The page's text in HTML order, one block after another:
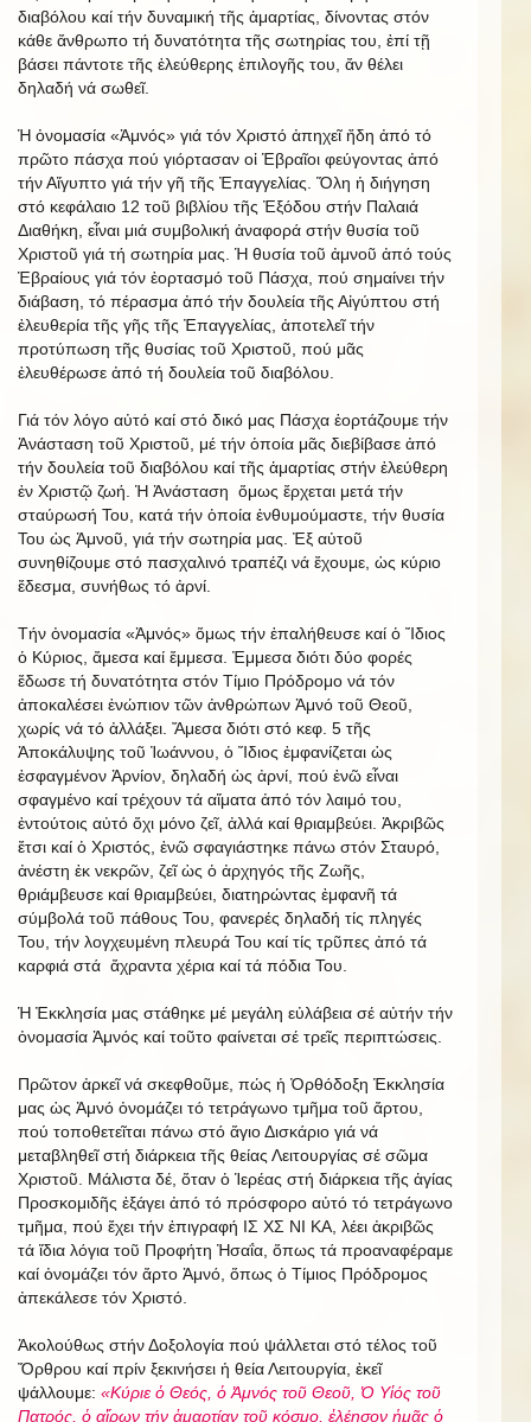
διαβόλου καί τήν δυναμική τῆς ἁμαρτίας, δίνοντας στόν
κάθε ἄνθρωπο τή δυνατότητα τῆς σωτηρίας του, ἐπί τῇ
βάσει πάντοτε τῆς ἐλεύθερης ἐπιλογῆς του, ἄν θέλει
δηλαδή νά σωθεῖ.
Ἡ ὀνομασία «Ἀμνός» γιά τόν Χριστό ἀπηχεῖ ἤδη ἀπό τό
πρῶτο πάσχα πού γιόρτασαν οἱ Ἑβραῖοι φεύγοντας ἀπό
τήν Αἴγυπτο γιά τήν γῆ τῆς Ἐπαγγελίας. Ὅλη ἡ διήγηση
στό κεφάλαιο 12 τοῦ βιβλίου τῆς Ἐξόδου στήν Παλαιά
Διαθήκη, εἶναι μιά συμβολική ἀναφορά στήν θυσία τοῦ
Χριστοῦ γιά τή σωτηρία μας. Ἡ θυσία τοῦ ἀμνοῦ ἀπό τούς
Ἑβραίους γιά τόν ἑορτασμό τοῦ Πάσχα, πού σημαίνει τήν
διάβαση, τό πέρασμα ἀπό τήν δουλεία τῆς Αἰγύπτου στή
ἐλευθερία τῆς γῆς τῆς Ἐπαγγελίας, ἀποτελεῖ τήν
προτύπωση τῆς θυσίας τοῦ Χριστοῦ, πού μᾶς
ἐλευθέρωσε ἀπό τή δουλεία τοῦ διαβόλου.
Γιά τόν λόγο αὐτό καί στό δικό μας Πάσχα ἑορτάζουμε τήν
Ἀνάσταση τοῦ Χριστοῦ, μέ τήν ὁποία μᾶς διεβίβασε ἀπό
τήν δουλεία τοῦ διαβόλου καί τῆς ἁμαρτίας στήν ἐλεύθερη
ἐν Χριστῷ ζωή. Ἡ Ἀνάσταση ὅμως ἔρχεται μετά τήν
σταύρωσή Του, κατά τήν ὁποία ἐνθυμούμαστε, τήν θυσία
Του ὡς Ἀμνοῦ, γιά τήν σωτηρία μας. Ἐξ αὐτοῦ
συνηθίζουμε στό πασχαλινό τραπέζι νά ἔχουμε, ὡς κύριο
ἔδεσμα, συνήθως τό ἀρνί.
Τήν ὀνομασία «Ἀμνός» ὅμως τήν ἐπαλήθευσε καί ὁ Ἴδιος
ὁ Κύριος, ἄμεσα καί ἔμμεσα. Ἐμμεσα διότι δύο φορές
ἔδωσε τή δυνατότητα στόν Τίμιο Πρόδρομο νά τόν
ἀποκαλέσει ἐνώπιον τῶν ἀνθρώπων Ἀμνό τοῦ Θεοῦ,
χωρίς νά τό ἀλλάξει. Ἄμεσα διότι στό κεφ. 5 τῆς
Ἀποκάλυψης τοῦ Ἰωάννου, ὁ Ἴδιος ἐμφανίζεται ὡς
ἐσφαγμένον Ἀρνίον, δηλαδή ὡς ἀρνί, πού ἐνῶ εἶναι
σφαγμένο καί τρέχουν τά αἵματα ἀπό τόν λαιμό του,
ἐντούτοις αὐτό ὄχι μόνο ζεῖ, ἀλλά καί θριαμβεύει. Ἀκριβῶς
ἔτσι καί ὁ Χριστός, ἐνῶ σφαγιάστηκε πάνω στόν Σταυρό,
ἀνέστη ἐκ νεκρῶν, ζεῖ ὡς ὁ ἀρχηγός τῆς Ζωῆς,
θριάμβευσε καί θριαμβεύει, διατηρώντας ἐμφανῆ τά
σύμβολά τοῦ πάθους Του, φανερές δηλαδή τίς πληγές
Του, τήν λογχευμένη πλευρά Του καί τίς τρῦπες ἀπό τά
καρφιά στά ἄχραντα χέρια καί τά πόδια Του.
Ἡ Ἐκκλησία μας στάθηκε μέ μεγάλη εὐλάβεια σέ αὐτήν τήν
ὀνομασία Ἀμνός καί τοῦτο φαίνεται σέ τρεῖς περιπτώσεις.
Πρῶτον ἀρκεῖ νά σκεφθοῦμε, πώς ἡ Ὀρθόδοξη Ἐκκλησία
μας ὡς Ἀμνό ὀνομάζει τό τετράγωνο τμῆμα τοῦ ἄρτου,
πού τοποθετεῖται πάνω στό ἅγιο Δισκάριο γιά νά
μεταβληθεῖ στή διάρκεια τῆς θείας Λειτουργίας σέ σῶμα
Χριστοῦ. Μάλιστα δέ, ὅταν ὁ Ἱερέας στή διάρκεια τῆς ἁγίας
Προσκομιδῆς ἐξάγει ἀπό τό πρόσφορο αὐτό τό τετράγωνο
τμῆμα, πού ἔχει τήν ἐπιγραφή ΙΣ ΧΣ ΝΙ ΚΑ, λέει ἀκριβῶς
τά ἴδια λόγια τοῦ Προφήτη Ἠσαΐα, ὅπως τά προαναφέραμε
καί ὀνομάζει τόν ἄρτο Ἀμνό, ὅπως ὁ Τίμιος Πρόδρομος
ἀπεκάλεσε τόν Χριστό.
Ἀκολούθως στήν Δοξολογία πού ψάλλεται στό τέλος τοῦ
Ὄρθρου καί πρίν ξεκινήσει ἡ θεία Λειτουργία, ἐκεῖ
ψάλλουμε: «Κύριε ὁ Θεός, ὁ Ἀμνός τοῦ Θεοῦ, Ὁ Υἱός τοῦ
Πατρός, ὁ αἵρων τήν ἁμαρτίαν τοῦ κόσμο, ἐλέησον ἡμᾶς ὁ